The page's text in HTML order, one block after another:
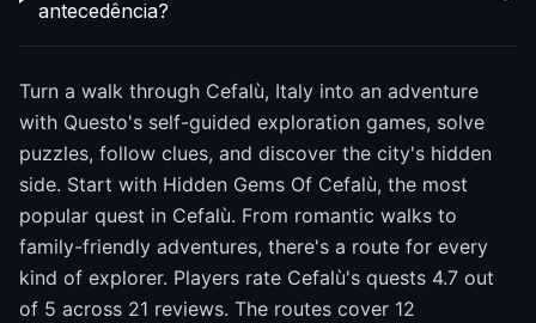
antecedência?
Turn a walk through Cefalù, Italy into an adventure
with Questo's self-guided exploration games, solve
puzzles, follow clues, and discover the city's hidden
side. Start with Hidden Gems Of Cefalù, the most
popular quest in Cefalù. From romantic walks to
family-friendly adventures, there's a route for every
kind of explorer. Players rate Cefalù's quests 4.7 out
of 5 across 21 reviews. The routes cover 12